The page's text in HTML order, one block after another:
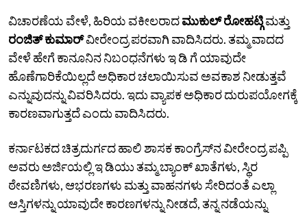
ವಿಚಾರಣೆಯ ವೇಳೆ, ಹಿರಿಯ ವಕೀಲರಾದಮುಕುಲ್ ರೋಹಟ್ಗಿಮತ್ತು
ರಂಜಿತ್ ಕುಮಾರ್ವೀರೇಂದ್ರ ಪರವಾಗಿ ವಾದಿಸಿದರು. ತಮ್ಮ ವಾದದ
ವೇಳೆ ಹೇಗೆ ಕಾನೂನಿನ ನಿಬಂಧನೆಗಳು ಇ ಡಿ ಗೆ ಯಾವುದೇ
ಹೊಣೆಗಾರಿಕೆಯಿಲ್ಲದೆ ಅಧಿಕಾರ ಚಲಾಯಿಸುವ ಅವಕಾಶ ನೀಡುತ್ತವೆ
ಎನ್ನುವುದನ್ನು ವಿವರಿಸಿದರು. ಇದು ವ್ಯಾಪಕ ಅಧಿಕಾರ ದುರುಪಯೋಗಕ್ಕೆ
ಕಾರಣವಾಗುತ್ತದೆ ಎಂದು ವಾದಿಸಿದರು.
ಕರ್ನಾಟಕದ ಚಿತ್ರದುರ್ಗದ ಹಾಲಿ ಶಾಸಕ ಕಾಂಗ್ರೆಸ್‌ನ ವೀರೇಂದ್ರ ಪಪ್ಪಿ
ಅವರು ಅರ್ಜಿಯಲ್ಲಿ ಇ ಡಿಯು ತಮ್ಮ ಬ್ಯಾಂಕ್ ಖಾತೆಗಳು, ಸ್ಥಿರ
ಠೇವಣಿಗಳು, ಆಭರಣಗಳು ಮತ್ತು ವಾಹನಗಳು ಸೇರಿದಂತೆ ಎಲ್ಲಾ
ಆಸ್ತಿಗಳನ್ನು ಯಾವುದೇ ಕಾರಣಗಳನ್ನು ನೀಡದೆ, ತನ್ನ ನಡೆಯನ್ನು